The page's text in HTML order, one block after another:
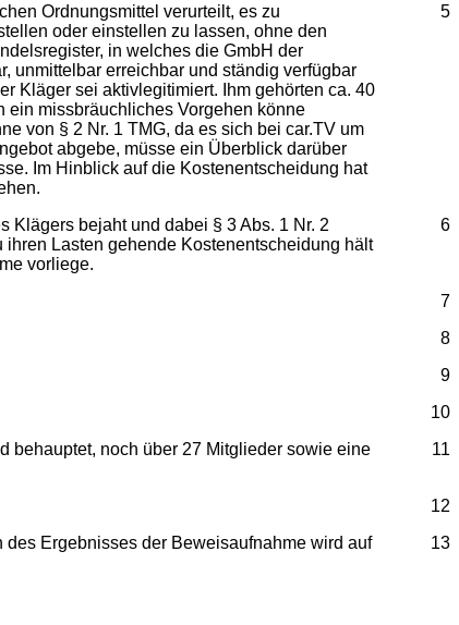
5
Ordnungsmittel verurteilt, es zu
oder einstellen zu lassen, ohne den
in welches die GmbH der
unmittelbar erreichbar und ständig verfügbar
Kläger sei aktivlegitimiert. Ihm gehörten ca. 40
ein missbräuchliches Vorgehen könne
von § 2 Nr. 1 TMG, da es sich bei car.TV um
abgebe, müsse ein Überblick darüber
Im Hinblick auf die Kostenentscheidung hat
6
Klägers bejaht und dabei § 3 Abs. 1 Nr. 2
Lasten gehende Kostenentscheidung hält
vorliege.
7
8
9
10
11
behauptet, noch über 27 Mitglieder sowie eine
12
13
Ergebnisses der Beweisaufnahme wird auf